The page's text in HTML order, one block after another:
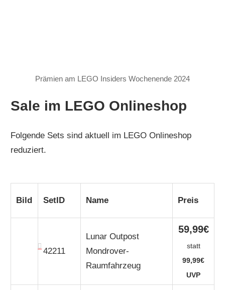
Prämien am LEGO Insiders Wochenende 2024
Sale im LEGO Onlineshop
Folgende Sets sind aktuell im LEGO Onlineshop
reduziert.
Bild SetID Name Preis
42211
Lunar Outpost
Mondrover-
Raumfahrzeug
59,99€
statt
99,99€
UVP